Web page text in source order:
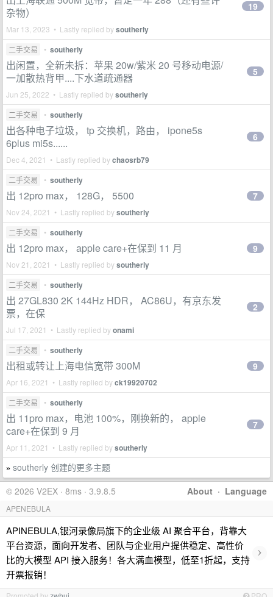
杂物）
Mar 13, 2023 • Lastly replied bysoutherly
19
二手交易 • southerly
出闲置，全新未拆：苹果 20w/紫米 20 号移动电源/
一加散热背甲....下水道疏通器
Jun 25, 2022 • Lastly replied bysoutherly
5
二手交易 • southerly
出各种电子垃圾， tp 交换机，路由， ipone5s
6plus mi5s......
Dec 4, 2021 • Lastly replied bychaosrb79
6
二手交易 • southerly
出 12pro max， 128G， 5500
Nov 24, 2021 • Lastly replied bysoutherly
7
二手交易 • southerly
出 12pro max， apple care+在保到 11 月
Nov 21, 2021 • Lastly replied bysoutherly
9
二手交易 • southerly
出 27GL830 2K 144Hz HDR， AC86U，有京东发
票，在保
Jul 17, 2021 • Lastly replied byonami
2
二手交易 • southerly
出租或转让上海电信宽带 300M
Apr 16, 2021 • Lastly replied byck19920702
9
二手交易 • southerly
出 11pro max，电池 100%，刚换新的， apple
care+在保到 9 月
Apr 11, 2021 • Lastly replied bysoutherly
7
» southerly 创建的更多主题
About · Language
© 2026 V2EX · 8ms · 3.9.8.5
APENEBULA
APINEBULA,银河录像局旗下的企业级 AI 聚合平台，背靠大
平台资源，面向开发者、团队与企业用户提供稳定、高性价
比的大模型 API 接入服务！各大满血模型，低至1折起，支持
开票报销！
›